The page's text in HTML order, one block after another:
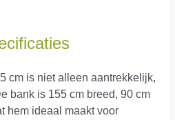
cm is niet alleen aantrekkelijk,
bank is 155 cm breed, 90 cm
hem ideaal maakt voor